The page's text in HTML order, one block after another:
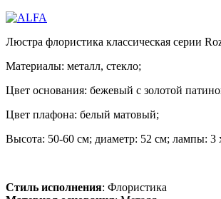
Люстра флористика классическая серии
Материалы: металл, стекло;
Цвет основания: бежевый с золотой
Цвет плафона: белый матовый;
Высота: 50-60 см; диаметр: 52 см; лампы: 3
Стиль исполнения: Флористика